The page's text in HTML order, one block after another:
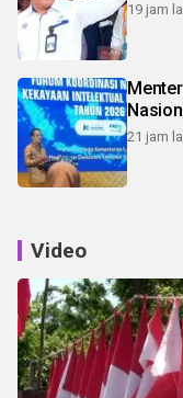
19 jam
21 jam
Video